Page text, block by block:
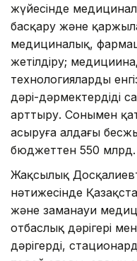
жүйесінде
басқару және
медициналық,
жетілдіру;
технологияларды
дәрі-дәрмектердідің
арттыру. Сонымен
асыруға алдағы
бюджеттен 550 млрд.
Жақсылық
нәтижесінде
және заманауи
отбаслық дәрігері
дәрігерді,